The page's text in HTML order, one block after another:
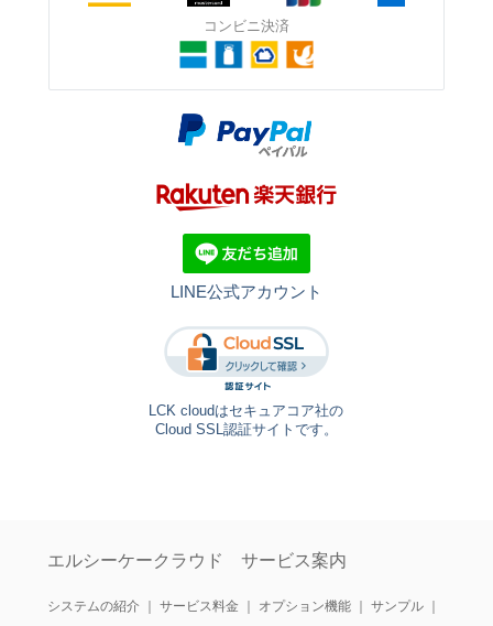
コンビニ決済
LINE公式アカウント
LCK cloudはセキュアコア社の
Cloud SSL認証サイトです。
エルシーケークラウド サービス案内
システムの紹介｜ サービス料金 ｜ オプション機能｜ サンプル｜